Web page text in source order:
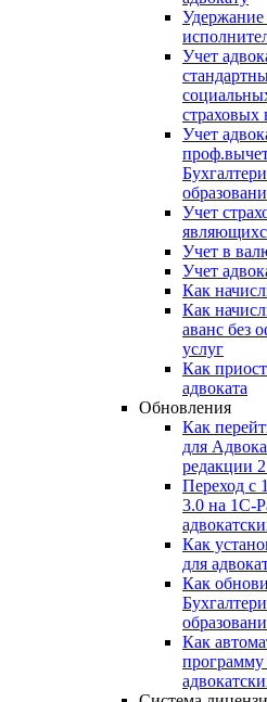
Удержание
Учет
Учет
Учет
Учет в
Учет
Как
Как
аванс без
услуг
Как
адвоката
Обновления
Как
для
редакции
Переход с
3.0 на 1С-
Как
для
Как
Как
программу